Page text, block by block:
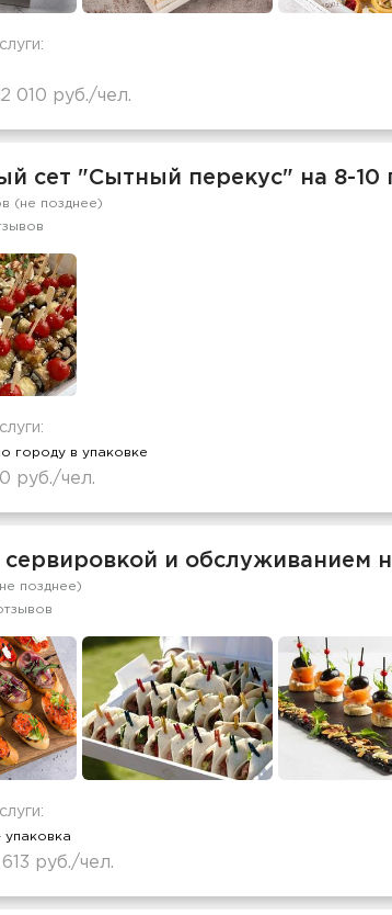
2 010 руб./чел.
сет "Сытный перекус" на 8-10
(не позднее)
городу в упаковке
руб./чел.
и обслуживанием
позднее)
упаковка
613 руб./чел.